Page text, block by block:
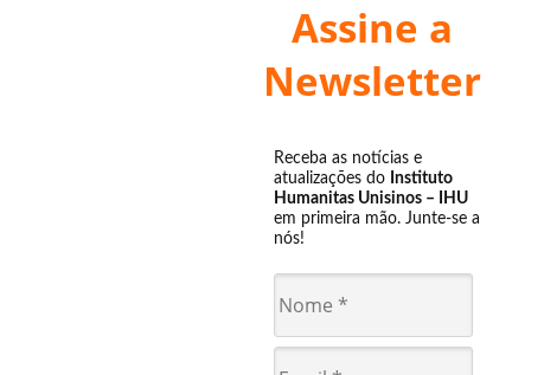
Assine a
Newsletter
Receba as notícias e
atualizações do Instituto
Humanitas Unisinos – IHU
em primeira mão. Junte-se a
nós!